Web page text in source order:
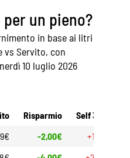
per un pieno?
in base ai litri
vs Servito, con
10 luglio 2026
Risparmio Self 30gg
-2,00€
+1,30€